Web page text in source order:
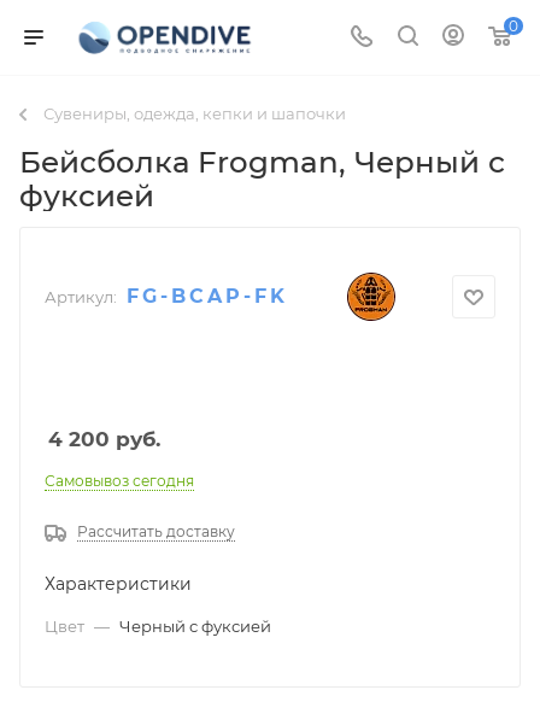
0
Сувениры, одежда, кепки и шапочки
Бейсболка Frogman, Черный с
фуксией
Артикул: FG-BCAP-FK
4 200 руб.
Самовывоз сегодня
Рассчитать доставку
Характеристики
Цвет — Черный с фуксией